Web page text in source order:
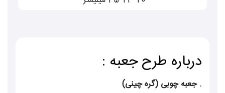
استفاده نمیشود، ماندگاری بالایی داشته و
درشرایط مناسب به مدت طولانی حتی یک سال
درباره طرح جعبه :
. جعبه چوبی (گره چینی)